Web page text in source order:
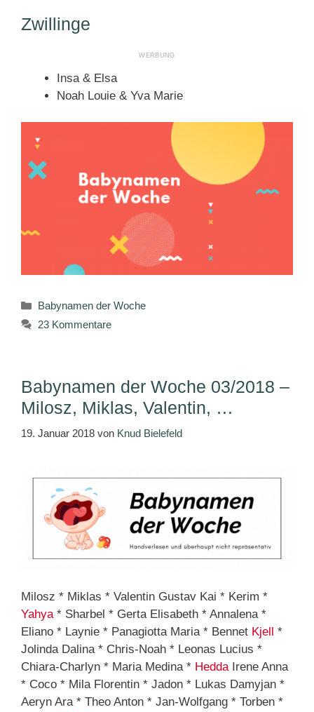
Zwillinge
Insa & Elsa
Noah Louie & Yva Marie
Kategorien
Babynamen der Woche
23 Kommentare
Babynamen der Woche 03/2018 –
Milosz, Miklas, Valentin, …
19. Januar 2018 von Knud Bielefeld
Milosz * Miklas * Valentin Gustav Kai * Kerim *
Yahya* Sharbel * Gerta Elisabeth * Annalena *
Eliano * Laynie * Panagiotta Maria * Bennet Kjell
*
Jolinda Dalina * Chris-Noah * Leonas Lucius *
Chiara-Charlyn * Maria Medina * HeddaIrene Anna
* Coco * Mila Florentin * Jadon * Lukas Damyjan *
Aeryn Ara * Theo Anton * Jan-Wolfgang * Torben *